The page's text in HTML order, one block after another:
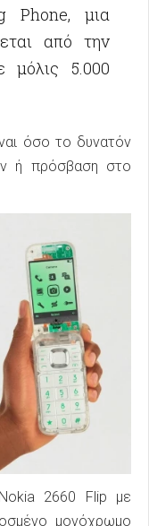
Phone, μια
από την
μόλις 5.000
όσο το δυνατόν
ή πρόσβαση στο
2660 Flip με
μονόχρωμο